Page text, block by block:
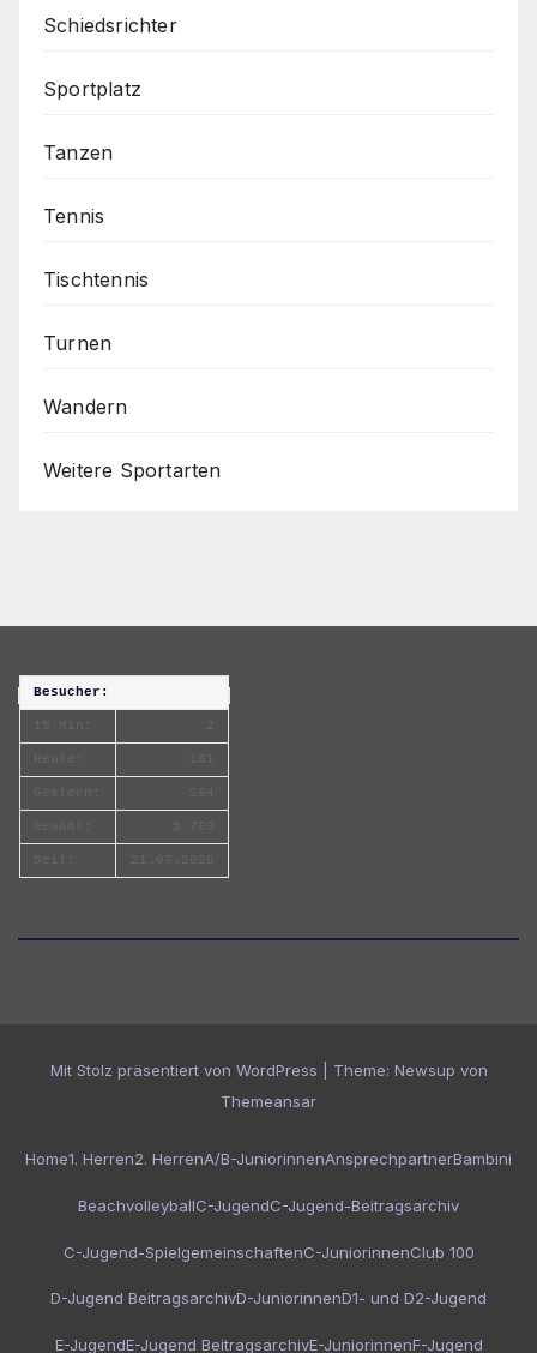
Schiedsrichter
Sportplatz
Tanzen
Tennis
Tischtennis
Turnen
Wandern
Weitere Sportarten
Besucher:
Mit Stolz präsentiert von WordPress Theme: Newsup von
Themeansar
Home1. Herren2. HerrenA/B-JuniorinnenAnsprechpartnerBambini
BeachvolleyballC-JugendC-Jugend-Beitragsarchiv
C-Jugend-SpielgemeinschaftenC-JuniorinnenClub 100
D-Jugend BeitragsarchivD-JuniorinnenD1- und D2-Jugend
E-JugendE-Jugend BeitragsarchivE-JuniorinnenF-Jugend